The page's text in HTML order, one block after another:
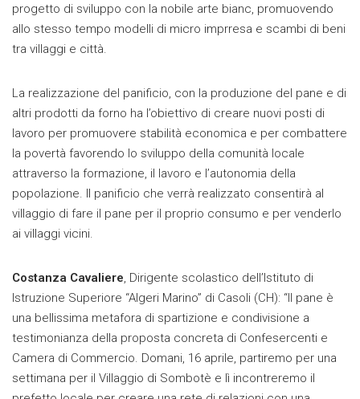
progetto di sviluppo con la nobile arte bianc, promuovendo
allo stesso tempo modelli di micro imprresa e scambi di beni
tra villaggi e città.
La realizzazione del panificio, con la produzione del pane e di
altri prodotti da forno ha l’obiettivo di creare nuovi posti di
lavoro per promuovere stabilità economica e per combattere
la povertà favorendo lo sviluppo della comunità locale
attraverso la formazione, il lavoro e l’autonomia della
popolazione. Il panificio che verrà realizzato consentirà al
villaggio di fare il pane per il proprio consumo e per venderlo
ai villaggi vicini.
Costanza Cavaliere, Dirigente scolastico dell’Istituto di
Istruzione Superiore “Algeri Marino” di Casoli (CH): “Il pane è
una bellissima metafora di spartizione e condivisione a
testimonianza della proposta concreta di Confesercenti e
Camera di Commercio. Domani, 16 aprile, partiremo per una
settimana per il Villaggio di Sombotè e lì incontreremo il